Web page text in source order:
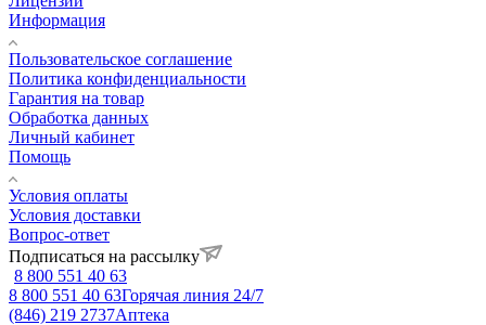
Информация
Пользовательское соглашение
Политика конфиденциальности
Гарантия на товар
Обработка данных
Личный кабинет
Помощь
Условия оплаты
Условия доставки
Вопрос-ответ
Подписаться на рассылку
8 800 551 40 63
8 800 551 40 63Горячая линия 24/7
(846) 219 2737Аптека